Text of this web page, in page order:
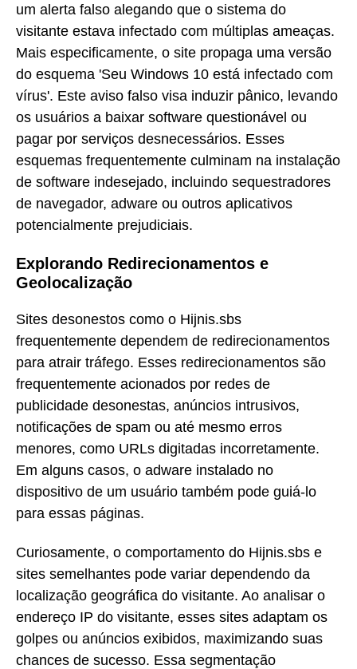
um alerta falso alegando que o sistema do
visitante estava infectado com múltiplas ameaças.
Mais especificamente, o site propaga uma versão
do esquema 'Seu Windows 10 está infectado com
vírus'. Este aviso falso visa induzir pânico, levando
os usuários a baixar software questionável ou
pagar por serviços desnecessários. Esses
esquemas frequentemente culminam na instalação
de software indesejado, incluindo sequestradores
de navegador, adware ou outros aplicativos
potencialmente prejudiciais.
Explorando Redirecionamentos e
Geolocalização
Sites desonestos como o Hijnis.sbs
frequentemente dependem de redirecionamentos
para atrair tráfego. Esses redirecionamentos são
frequentemente acionados por redes de
publicidade desonestas, anúncios intrusivos,
notificações de spam ou até mesmo erros
menores, como URLs digitadas incorretamente.
Em alguns casos, o adware instalado no
dispositivo de um usuário também pode guiá-lo
para essas páginas.
Curiosamente, o comportamento do Hijnis.sbs e
sites semelhantes pode variar dependendo da
localização geográfica do visitante. Ao analisar o
endereço IP do visitante, esses sites adaptam os
golpes ou anúncios exibidos, maximizando suas
chances de sucesso. Essa segmentação